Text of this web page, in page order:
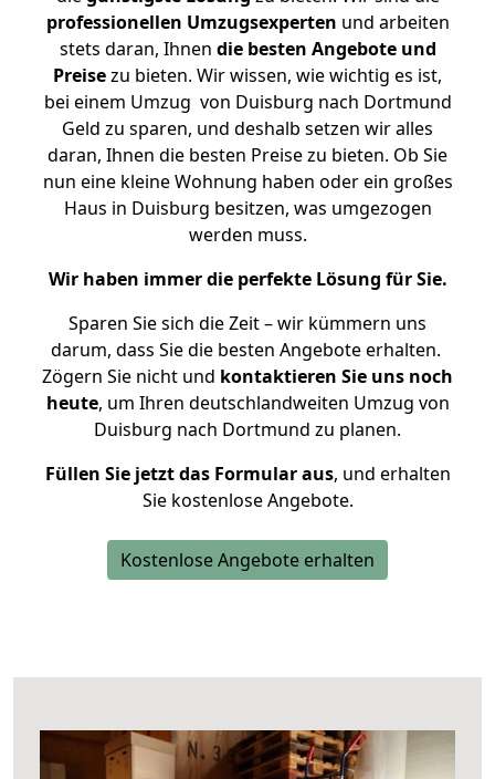
professionellen Umzugsexperten und arbeiten
stets daran, Ihnen die besten Angebote und
Preisezu bieten. Wir wissen, wie wichtig es ist,
bei einem Umzug von Duisburg nach Dortmund
Geld zu sparen, und deshalb setzen wir alles
daran, Ihnen die besten Preise zu bieten. Ob Sie
nun eine kleine Wohnung haben oder ein großes
Haus in Duisburg besitzen, was umgezogen
werden muss.
Wir haben immer die perfekte Lösung für Sie.
Sparen Sie sich die Zeit – wir kümmern uns
darum, dass Sie die besten Angebote erhalten.
Zögern Sie nicht und kontaktieren Sie uns noch
heute, um Ihren deutschlandweiten Umzug von
Duisburg nach Dortmund zu planen.
Füllen Sie jetzt das Formular aus, und erhalten
Sie kostenlose Angebote.
Kostenlose Angebote erhalten